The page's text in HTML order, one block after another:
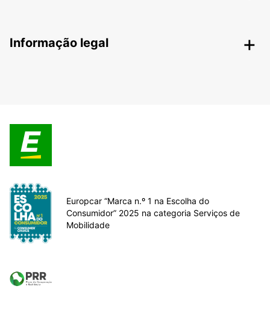
Informação legal
Europcar “Marca n.º 1 na Escolha do
Consumidor” 2025 na categoria Serviços de
Mobilidade